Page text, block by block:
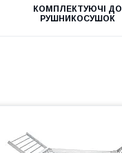
КОМПЛЕКТУЮЧІ ДО
РУШНИКОСУШОК